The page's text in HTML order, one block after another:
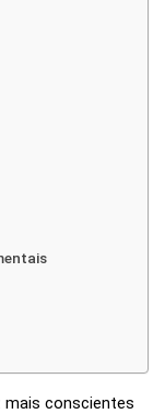
mais conscientes